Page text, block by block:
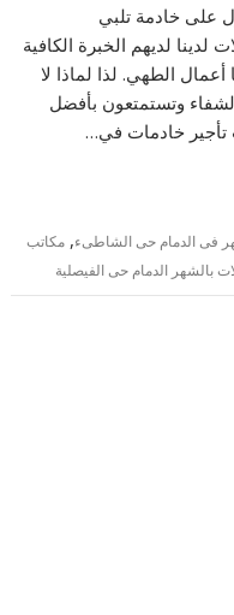
على خادمة تلبي
لدينا لديهم الخبرة الكافية
الطهي. لذا لماذا لا
وتستمتعون بأفضل
تأجير خادمات في…
فى الدمام حى الشاطىء,مكاتب
بالشهر الدمام حى الفيصلية